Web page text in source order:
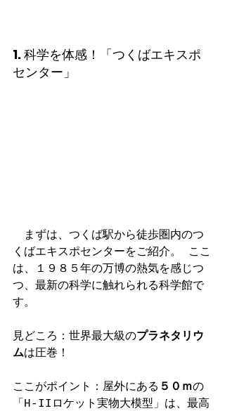
1. 科学を体感！「つくばエキスポ
センター」
まずは、つくば駅から徒歩圏内のつ
くばエキスポセンターをご紹介。 ここ
は、１９８５年の万博の熱気を感じつ
つ、最新の科学に触れられる科学館で
す。
見どころ：世界最大級のプラネタリウ
ムは圧巻！
ここがポイント：屋外にある ５０ｍの
「H-IIロケット実物大模型」は、最高